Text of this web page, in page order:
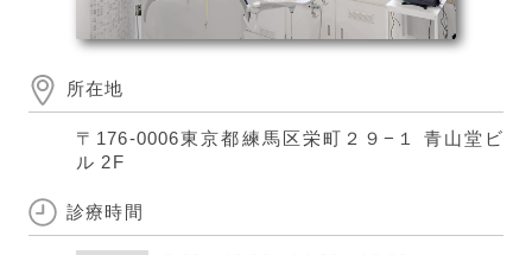
所在地
〒176-0006東京都練馬区栄町２９−１ 青山堂ビ
ル 2F
診療時間